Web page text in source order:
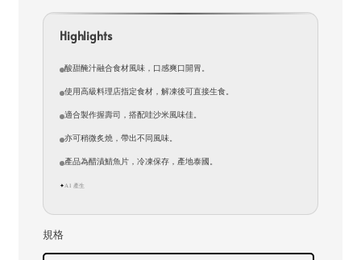
Highlights
酸甜醃汁融合食材風味，口感爽口開胃。
使用高級料理店指定食材，解凍後可直接生食。
適合製作握壽司，搭配哇沙米風味佳。
亦可稍微炙燒，帶出不同風味。
產品為醋漬鯖魚片，冷凍保存，產地泰國。
✦AI 產生
規格